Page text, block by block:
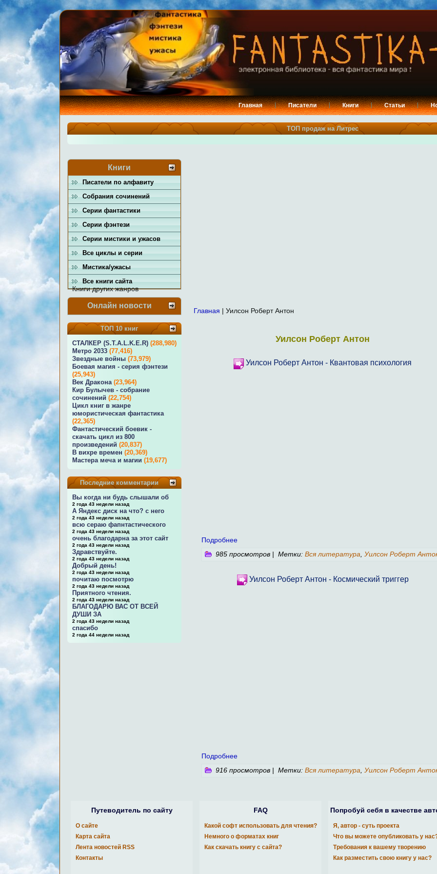
Главная Писатели Книги Статьи
ТОП продаж на Литрес
Книги
Писатели по алфавиту
Собрания сочинений
Серии фантастики
Серии фэнтези
Серии мистики и ужасов
Все циклы и серии
Мистика/ужасы
Все книги сайта
Книги других жанров
Онлайн новости
ТОП 10 книг
СТАЛКЕР (S.T.A.L.K.E.R) (288,980)
Метро 2033 (77,416)
Звездные войны (73,979)
Боевая магия - серия фэнтези
(25,943)
Век Дракона (23,964)
Кир Булычев - собрание
сочинений (22,754)
Цикл книг в жанре
юмористическая фантастика
(22,365)
Фантастический боевик -
скачать цикл из 800
произведений (20,837)
В вихре времен (20,369)
Мастера меча и магии (19,677)
Последние комментарии
Вы когда ни будь слышали об
2 года 43 недели назад
А Яндекс диск на что? с него
2 года 43 недели назад
всю сераю фапнтастического
2 года 43 недели назад
очень благодарна за этот сайт
2 года 43 недели назад
Здравствуйте.
2 года 43 недели назад
Добрый день!
2 года 43 недели назад
почитаю посмотрю
2 года 43 недели назад
Приятного чтения.
2 года 43 недели назад
БЛАГОДАРЮ ВАС ОТ ВСЕЙ
ДУШИ ЗА
2 года 43 недели назад
спасибо
2 года 44 недели назад
Главная | Уилсон Роберт Антон
Уилсон Роберт Антон
Уилсон Роберт Антон - Квантовая психология
Подробнее
985 просмотров | Метки: Вся литература Уилсон Роберт
Уилсон Роберт Антон - Космический триггер
Подробнее
916 просмотров | Метки: Вся литература Уилсон Роберт
Путеводитель по сайту
О сайте
Карта сайта
Лента новостей RSS
Контакты
FAQ
Какой софт использовать для чтения?
Немного о форматах книг
Как скачать книгу с сайта?
Попробуй себя в качестве
Я, автор - суть проекта
Что вы можете опубликовать у
Требования к вашему творению
Как разместить свою книгу у нас?